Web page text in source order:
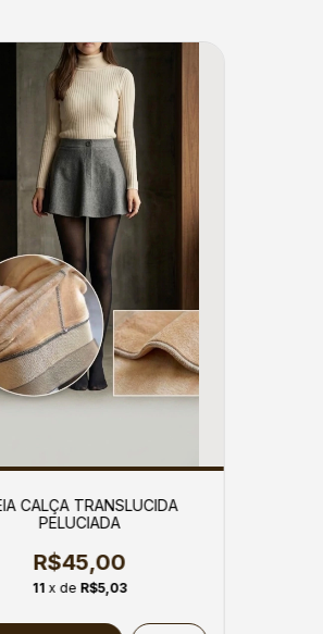
CALÇA TRANSLUCIDA
PELUCIADA
R$45,00
11 x de R$5,03